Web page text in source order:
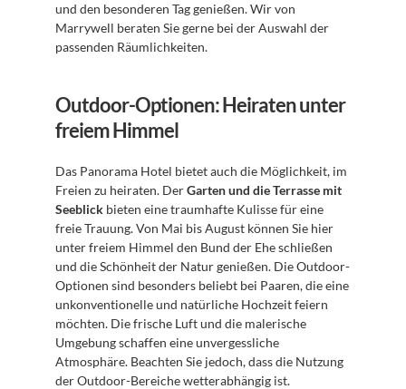
und den besonderen Tag genießen. Wir von
Marrywell beraten Sie gerne bei der Auswahl der
passenden Räumlichkeiten.
Outdoor-Optionen: Heiraten unter
freiem Himmel
Das Panorama Hotel bietet auch die Möglichkeit, im
Freien zu heiraten. Der Garten und die Terrasse mit
Seeblick bieten eine traumhafte Kulisse für eine
freie Trauung. Von Mai bis August können Sie hier
unter freiem Himmel den Bund der Ehe schließen
und die Schönheit der Natur genießen. Die Outdoor-
Optionen sind besonders beliebt bei Paaren, die eine
unkonventionelle und natürliche Hochzeit feiern
möchten. Die frische Luft und die malerische
Umgebung schaffen eine unvergessliche
Atmosphäre. Beachten Sie jedoch, dass die Nutzung
der Outdoor-Bereiche wetterabhängig ist.